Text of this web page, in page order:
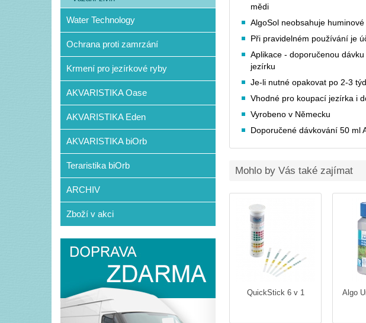
mědi
AlgoSol neobsahuje
Při pravidelném používání je
Aplikace - doporučenou
jezírku
Je-li nutné opakovat po 2-3
Vhodné pro koupací jezírka i
Vyrobeno v Německu
Doporučené dávkování 50 ml
Mohlo by Vás také zajímat
QuickStick 6 v 1 Algo
Water Technology
Ochrana proti zamrzání
Krmení pro jezírkové ryby
AKVARISTIKA Oase
AKVARISTIKA Eden
AKVARISTIKA biOrb
Teraristika biOrb
ARCHIV
Zboží v akci